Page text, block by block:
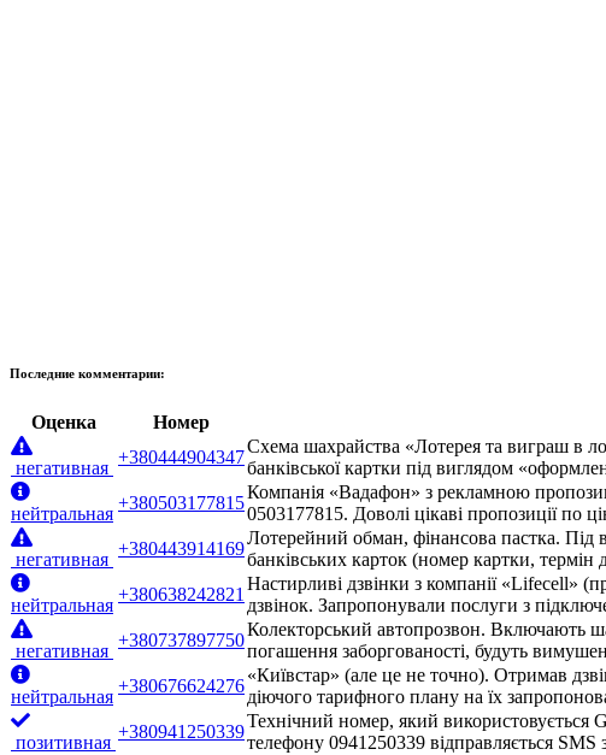
Последние комментарии:
Оценка Номер
негативная
+380444904347
Схема шахрайства «Лотерея та виграш в
банківської картки під виглядом
нейтральная
+380503177815
Компанія «Вадафон» з рекламною
0503177815. Доволі цікаві пропозиції по
негативная
+380443914169
Лотерейний обман, фінансова пастка. Під
банківських карток (номер картки,
нейтральная
+380638242821
Настирливі дзвінки з компанії «Lifecell»
дзвінок. Запропонували послуги з
негативная
+380737897750
Колекторський автопрозвон. Включають
погашення заборгованості, будуть
нейтральная
+380676624276
«Київстар» (але це не точно). Отримав
діючого тарифного плану на їх
позитивная
+380941250339
Технічний номер, який використовується
телефону 0941250339 відправляється